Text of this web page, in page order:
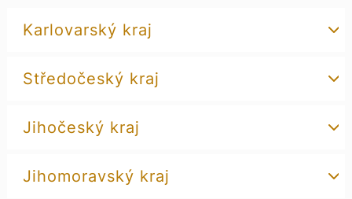
Karlovarský kraj
Středočeský kraj
Jihočeský kraj
Jihomoravský kraj